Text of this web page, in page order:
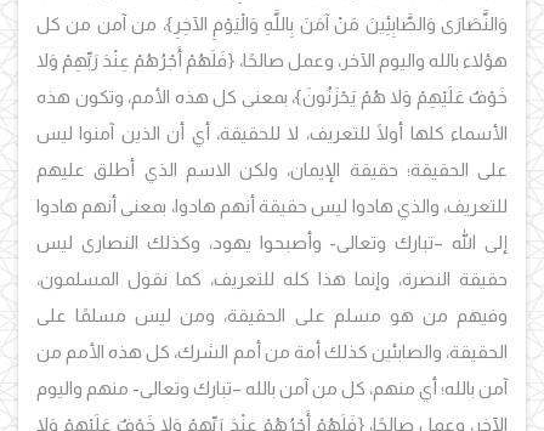
وَالنَّصَارَى وَالصَّابِئِينَ مَنْ آمَنَ بِاللَّهِ وَالْيَوْمِ الآخِرِ}، من آمن من كل
هؤلاء بالله واليوم الآخر، وعمل صالحًا، {فَلَهُمْ أَجْرُهُمْ عِنْدَ رَبِّهِمْ وَلا
خَوْفٌ عَلَيْهِمْ وَلا هُمْ يَحْزَنُونَ}، بمعنى كل هذه الأمم، وتكون هذه
الأسماء كلها أولًا للتعريف، لا للحقيقة، أي أن الذين آمنوا ليس
على الحقيقة؛ حقيقة الإيمان، ولكن الاسم الذي أطلق عليهم
للتعريف، والذي هادوا ليس حقيقة أنهم هادوا، بمعنى أنهم هادوا
إلى الله –تبارك وتعالى- وأصبحوا يهود، وكذلك النصارى ليس
حقيقة النصرة، وإنما هذا كله للتعريف، كما نقول المسلمون،
وفيهم من هو مسلم على الحقيقة، ومن ليس مسلمًا على
الحقيقة، والصابئين كذلك أمة من أمم الشرك، كل هذه الأمم من
آمن بالله؛ أي منهم، كل من آمن بالله –تبارك وتعالى- منهم واليوم
الآخر، وعمل صالحًا، {فَلَهُمْ أَجْرُهُمْ عِنْدَ رَبِّهِمْ وَلا خَوْفٌ عَلَيْهِمْ وَلا